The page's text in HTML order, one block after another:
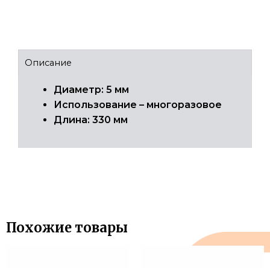
Описание
Диаметр: 5 мм
Использование – многоразовое
Длина: 330 мм
Похожие товары